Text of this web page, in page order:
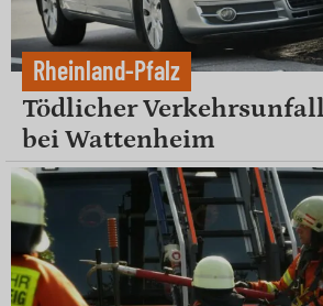
Rheinland-Pfalz
Tödlicher
bei Wattenheim